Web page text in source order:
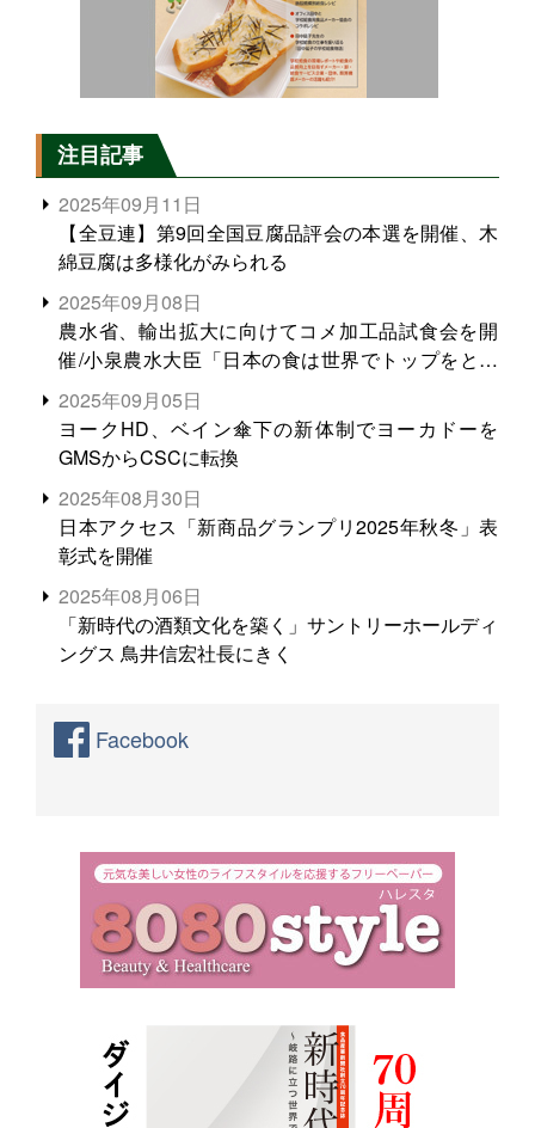
注目記事
2025年09月11日
【全豆連】第9回全国豆腐品評会の本選を開催、木
綿豆腐は多様化がみられる
2025年09月08日
農水省、輸出拡大に向けてコメ加工品試食会を開
催/小泉農水大臣「日本の食は世界でトップをとれ
る。米増産に向けて、米輸出需要の拡大を」
2025年09月05日
ヨークHD、ベイン傘下の新体制でヨーカドーを
GMSからCSCに転換
2025年08月30日
日本アクセス「新商品グランプリ2025年秋冬」表
彰式を開催
2025年08月06日
「新時代の酒類文化を築く」サントリーホールディ
ングス 鳥井信宏社長にきく
Facebook